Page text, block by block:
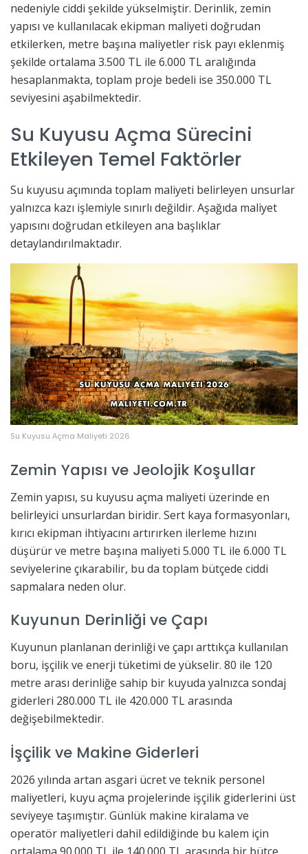
nedeniyle ciddi şekilde yükselmiştir. Derinlik, zemin
yapısı ve kullanılacak ekipman maliyeti doğrudan
etkilerken, metre başına maliyetler risk payı eklenmiş
şekilde ortalama 3.500 TL ile 6.000 TL aralığında
hesaplanmakta, toplam proje bedeli ise 350.000 TL
seviyesini aşabilmektedir.
Su Kuyusu Açma Sürecini
Etkileyen Temel Faktörler
Su kuyusu açımında toplam maliyeti belirleyen unsurlar
yalnızca kazı işlemiyle sınırlı değildir. Aşağıda maliyet
yapısını doğrudan etkileyen ana başlıklar
detaylandırılmaktadır.
Su Kuyusu Açma Maliyeti 2026
Zemin Yapısı ve Jeolojik Koşullar
Zemin yapısı, su kuyusu açma maliyeti üzerinde en
belirleyici unsurlardan biridir. Sert kaya formasyonları,
kırıcı ekipman ihtiyacını artırırken ilerleme hızını
düşürür ve metre başına maliyeti 5.000 TL ile 6.000 TL
seviyelerine çıkarabilir, bu da toplam bütçede ciddi
sapmalara neden olur.
Kuyunun Derinliği ve Çapı
Kuyunun planlanan derinliği ve çapı arttıkça kullanılan
boru, işçilik ve enerji tüketimi de yükselir. 80 ile 120
metre arası derinliğe sahip bir kuyuda yalnızca sondaj
giderleri 280.000 TL ile 420.000 TL arasında
değişebilmektedir.
İşçilik ve Makine Giderleri
2026 yılında artan asgari ücret ve teknik personel
maliyetleri, kuyu açma projelerinde işçilik giderlerini üst
seviyeye taşımıştır. Günlük makine kiralama ve
operatör maliyetleri dahil edildiğinde bu kalem için